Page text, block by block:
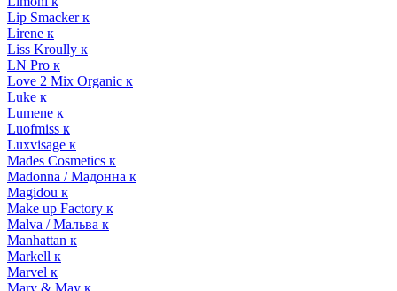
Lip Smacker к
Lirene к
Liss Kroully к
LN Pro к
Love 2 Mix Organic к
Luke к
Lumene к
Luofmiss к
Luxvisage к
Mades Cosmetics к
Madonna / Мадонна к
Magidou к
Make up Factory к
Malva / Мальва к
Manhattan к
Markell к
Marvel к
Mary & May к